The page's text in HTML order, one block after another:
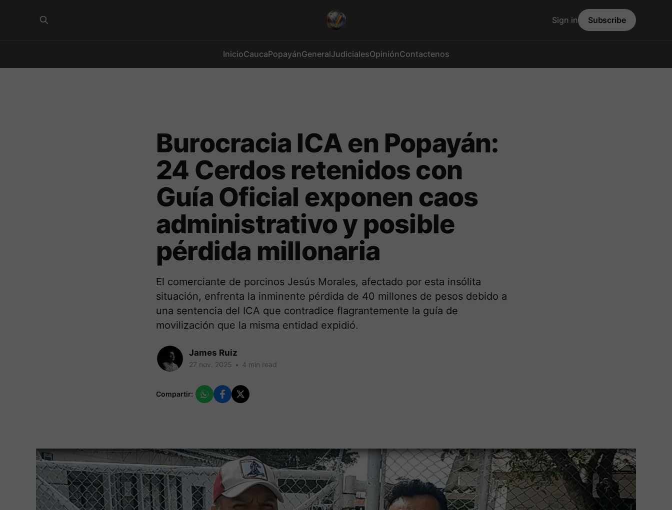
InicioCaucaPopayánGeneralJudicialesOpiniónContactenos
Sign in Subscribe
Burocracia ICA en Popayán:
24 Cerdos retenidos con
Guía Oficial exponen caos
administrativo y posible
pérdida millonaria
El comerciante de porcinos Jesús Morales, afectado por esta insólita
situación, enfrenta la inminente pérdida de 40 millones de pesos debido a
una sentencia del ICA que contradice flagrantemente la guía de
movilización que la misma entidad expidió.
James Ruiz
27 nov. 2025 • 4 min read
Compartir: